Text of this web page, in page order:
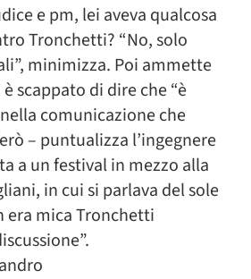
e pm, lei aveva qualcosa
Tronchetti? “No, solo
minimizza. Poi ammette
scappato di dire che “è
comunicazione che
– puntualizza l’ingegnere
a un festival in mezzo alla
in cui si parlava del sole
era mica Tronchetti